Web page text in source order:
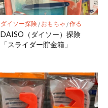
ダイソー探険/ おもちゃ /作る
DAISO（ダイソー）探険
「スライダー貯金箱」